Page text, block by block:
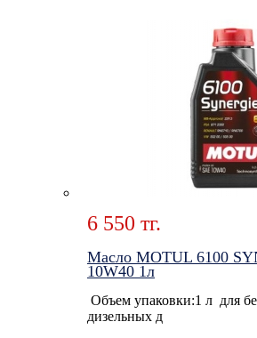
6 550 тг.
Масло MOTUL 6100
10W40 1л
Объем упаковки:1 л для
дизельных д